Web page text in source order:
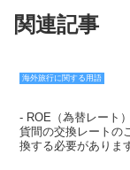
関連記事
海外旅行に関する用語
- ROE（為替レート
貨間の交換レートの
換する必要がありま